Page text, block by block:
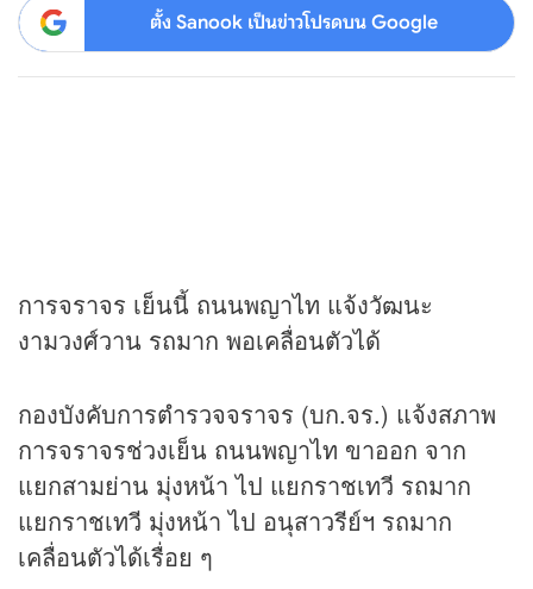
ตั้ง Sanook เป็นข่าวโปรดบน Google
การจราจร เย็นนี้ ถนนพญาไท แจ้งวัฒนะ
งามวงศ์วาน รถมาก พอเคลื่อนตัวได้
กองบังคับการตำรวจจราจร (บก.จร.) แจ้งสภาพ
การจราจรช่วงเย็น ถนนพญาไท ขาออก จาก
แยกสามย่าน มุ่งหน้า ไป แยกราชเทวี รถมาก
แยกราชเทวี มุ่งหน้า ไป อนุสาวรีย์ฯ รถมาก
เคลื่อนตัวได้เรื่อย ๆ